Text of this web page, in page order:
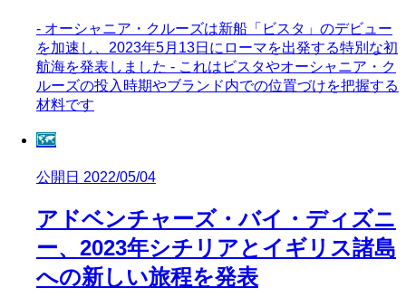
- オーシャニア・クルーズは新船「ビスタ」のデビュー
を加速し、2023年5月13日にローマを出発する特別な初
航海を発表しました - これはビスタやオーシャニア・ク
ルーズの投入時期やブランド内での位置づけを把握する
材料です
🗺️
公開日 2022/05/04
アドベンチャーズ・バイ・ディズニ
ー、2023年シチリアとイギリス諸島
への新しい旅程を発表